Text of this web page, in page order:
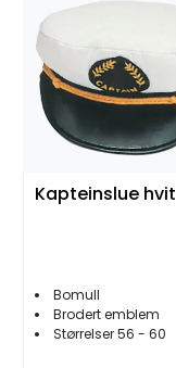
Kapteinslue hvit
Bomull
Brodert emblem
Størrelser 56 - 60